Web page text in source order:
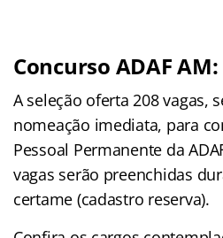
Concurso ADAF
A seleção oferta 208 vagas,
nomeação imediata, para
Pessoal Permanente da
vagas serão preenchidas
certame (cadastro reserva).